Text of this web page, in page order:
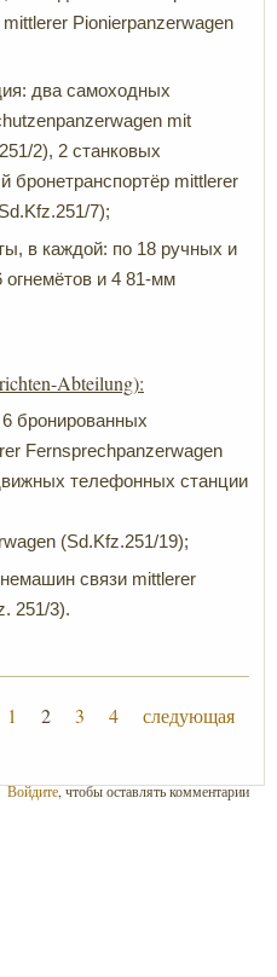
Pionierpanzerwagen
два самоходных
mit
2), 2 станковых
бронетранспортёр mittlerer
7);
в каждой: по 18 ручных и
огнемётов и 4 81-мм
Abteilung):
бронированных
Fernsprechpanzerwagen
телефонных станции
(Sd.Kfz.251/19);
связи mittlerer
251/3).
1 2 3 4
следующая
Войдите, чтобы оставлять комментарии